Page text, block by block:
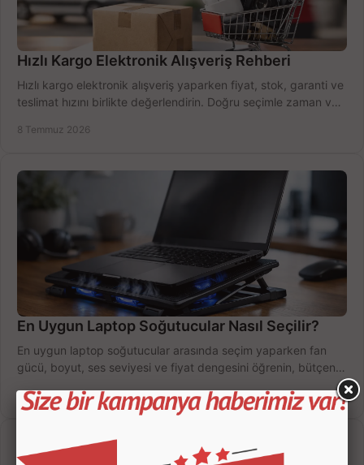
Hızlı Kargo Elektronik Alışveriş Rehberi
Hızlı kargo elektronik alışveriş yaparken fiyat, stok, garanti ve
teslimat hızını birlikte değerlendirin. Doğru seçimle zaman ve
8 Temmuz 2026
En Uygun Laptop Soğutucular Nasıl Seçilir?
En uygun laptop soğutucular arasında seçim yaparken fan
gücü, boyut, ses seviyesi ve fiyat dengesini öğrenin, bütçenizi
6 Temmuz 2026